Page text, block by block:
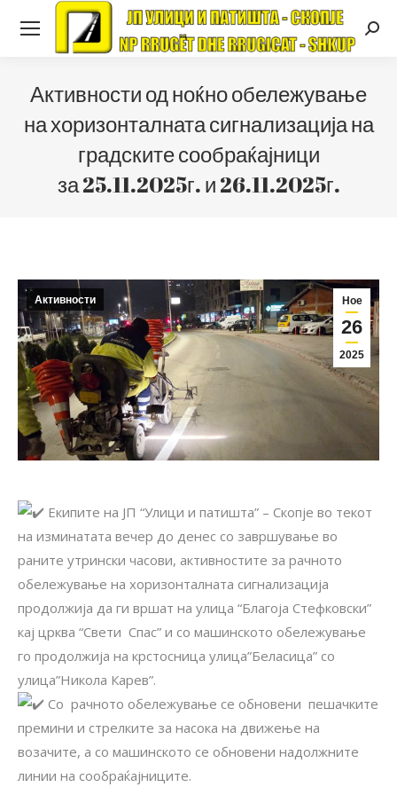
Активности од ноќно обележување
на хоризонталната сигнализација на
градските сообраќајници
за 25.11.2025г. и 26.11.2025г.
Ное
26
2025
Активности
Екипите на ЈП “Улици и патишта” – Скопје во текот
на изминатата вечер до денес со завршување во
раните утрински часови, активностите за рачното
обележување на хоризонталната сигнализација
продолжија да ги вршат на улица “Благоја Стефковски”
кај црква “Свети Спас” и со машинското обележување
го продолжија на крстосница улица”Беласица” со
улица”Никола Карев”.
Со рачното обележување се обновени пешачките
премини и стрелките за насока на движење на
возачите, а со машинското се обновени надолжните
линии на сообраќајниците.